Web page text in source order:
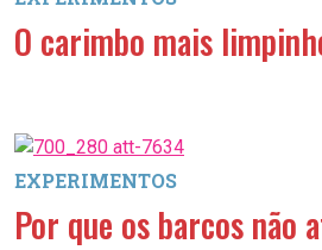
O carimbo mais
EXPERIMENTOS
Por que os barcos não